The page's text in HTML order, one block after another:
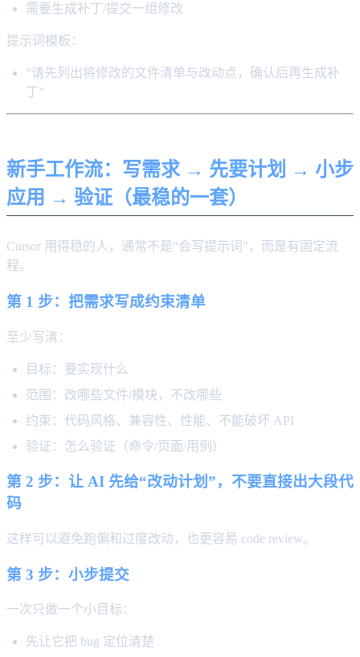
需要生成补丁/提交一组修改
提示词模板：
“请先列出将修改的文件清单与改动点，确认后再生成补
丁”
新手工作流：写需求 → 先要计划 → 小步
应用 → 验证（最稳的一套）
Cursor 用得稳的人，通常不是“会写提示词”，而是有固定流
程。
第 1 步：把需求写成约束清单
至少写清：
目标：要实现什么
范围：改哪些文件/模块，不改哪些
约束：代码风格、兼容性、性能、不能破坏 API
验证：怎么验证（命令/页面/用例）
第 2 步：让 AI 先给“改动计划”，不要直接出大段代
码
这样可以避免跑偏和过度改动，也更容易 code review。
第 3 步：小步提交
一次只做一个小目标：
先让它把 bug 定位清楚